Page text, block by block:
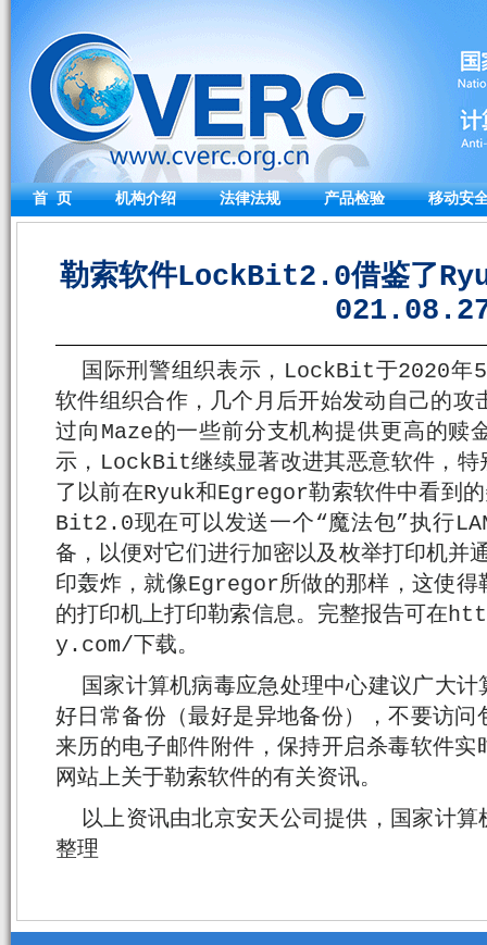
首 页 机构介绍 法律法规 产品检验 移动安
勒索软件LockBit2.0借鉴了
国际刑警组织表示，LockBit于2020年
软件组织合作，几个月后开始发动自己的
过向Maze的一些前分支机构提供更高的赎
示，LockBit继续显著改进其恶意软件，
了以前在Ryuk和Egregor勒索软件中看到
Bit2.0现在可以发送一个“魔法包”执行
备，以便对它们进行加密以及枚举打印
印轰炸，就像Egregor所做的那样，这使得
的打印机上打印勒索信息。完整报告
y.com/下载。
国家计算机病毒应急处理中心建议广大
好日常备份（最好是异地备份），不要访
来历的电子邮件附件，保持开启杀毒软件
网站上关于勒索软件的有关资讯。
以上资讯由北京安天公司提供，国家计
整理